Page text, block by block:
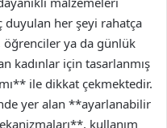
her şeyi rahatça
öğrenciler ya da günlük
kadınlar için tasarlanmış
ile dikkat çekmektedir.
yer alan **ayarlanabilir
kullanım